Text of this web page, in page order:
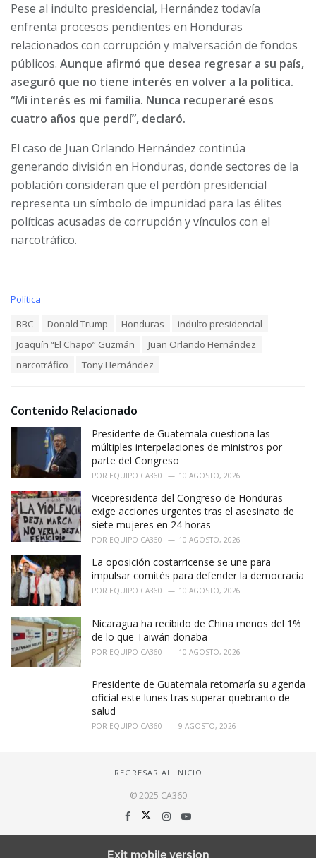
Pese al indulto presidencial, Hernández todavía
enfrenta procesos pendientes en Honduras
relacionados con corrupción y malversación de fondos
públicos. Aunque afirmó que desea regresar a su país,
aseguró que no tiene interés en volver a la política.
“Mi interés es mi familia. Nunca recuperaré esos
cuatro años que perdí”, declaró.
El caso de Juan Orlando Hernández continúa
generando división en Honduras, donde sectores de la
población consideran que el perdón presidencial
representa un símbolo de impunidad para las élites
políticas acusadas de corrupción y vínculos con el
narcotráfico.
C
g
s
:
Política
BBC Donald Trump Honduras
indulto presidencial
Joaquín “El Chapo” Guzmán
Juan Orlando Hernández
narcotráfico
Tony Hernández
Contenido Relacionado
Presidente de Guatemala cuestiona las
múltiples interpelaciones de ministros por
parte del Congreso
POR EQUIPO CA360 10 AGOSTO, 2026
Vicepresidenta del Congreso de Honduras
exige acciones urgentes tras el asesinato de
siete mujeres en 24 horas
POR EQUIPO CA360 10 AGOSTO, 2026
La oposición costarricense se une para
impulsar comités para defender la democracia
POR EQUIPO CA360 10 AGOSTO, 2026
Nicaragua ha recibido de China menos del 1%
de lo que Taiwán donaba
POR EQUIPO CA360 10 AGOSTO, 2026
Presidente de Guatemala retomaría su agenda
oficial este lunes tras superar quebranto de
salud
POR EQUIPO CA360 9 AGOSTO, 2026
REGRESAR AL INICIO
© 2025 CA360
Exit mobile version